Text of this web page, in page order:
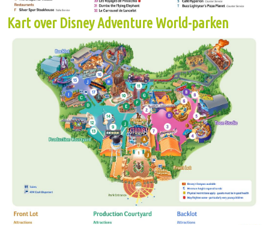
Kart over Disney Adventure World-parken